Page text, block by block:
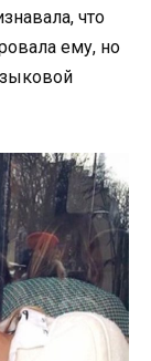
что
ему, но